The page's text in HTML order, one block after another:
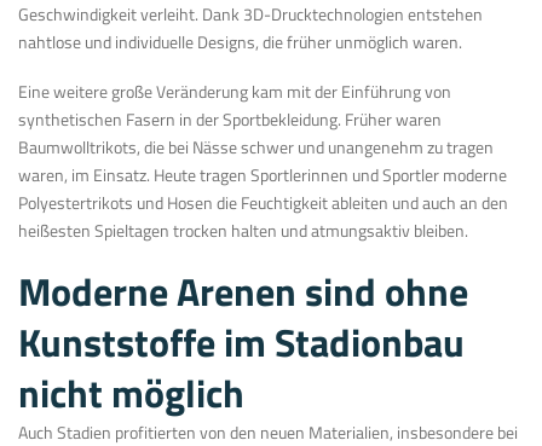
Geschwindigkeit verleiht. Dank 3D-Drucktechnologien entstehen
nahtlose und individuelle Designs, die früher unmöglich waren.
Eine weitere große Veränderung kam mit der Einführung von
synthetischen Fasern in der Sportbekleidung. Früher waren
Baumwolltrikots, die bei Nässe schwer und unangenehm zu tragen
waren, im Einsatz. Heute tragen Sportlerinnen und Sportler moderne
Polyestertrikots und Hosen die Feuchtigkeit ableiten und auch an den
heißesten Spieltagen trocken halten und atmungsaktiv bleiben.
Moderne Arenen sind ohne
Kunststoffe im Stadionbau
nicht möglich
Auch Stadien profitierten von den neuen Materialien, insbesondere bei